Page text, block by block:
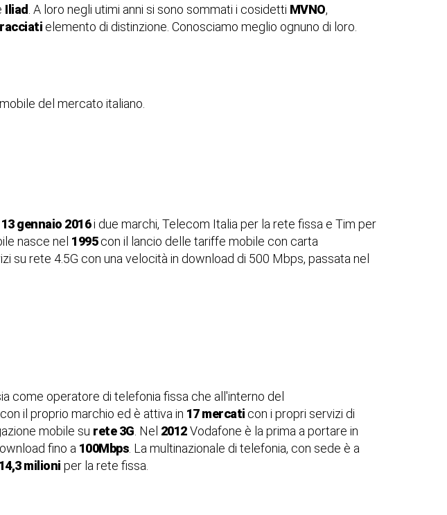
Iliad . A loro negli utimi anni si sono sommati i cosidetti MVNO,
elemento di distinzione. Conosciamo meglio ognuno di loro.
del mercato italiano.
13 gennaio 2016i due marchi, Telecom Italia per la rete fissa e Tim per
nasce nel 1995con il lancio delle tariffe mobile con carta
su rete 4.5G con una velocità in download di 500 Mbps, passata nel
come operatore di telefonia fissa che all'interno del
il proprio marchio ed è attiva in 17 mercati con i propri servizi di
mobile su rete 3G . Nel 2012Vodafone è la prima a portare in
fino a 100Mbps . La multinazionale di telefonia, con sede è a
14,3 milioni per la rete fissa.